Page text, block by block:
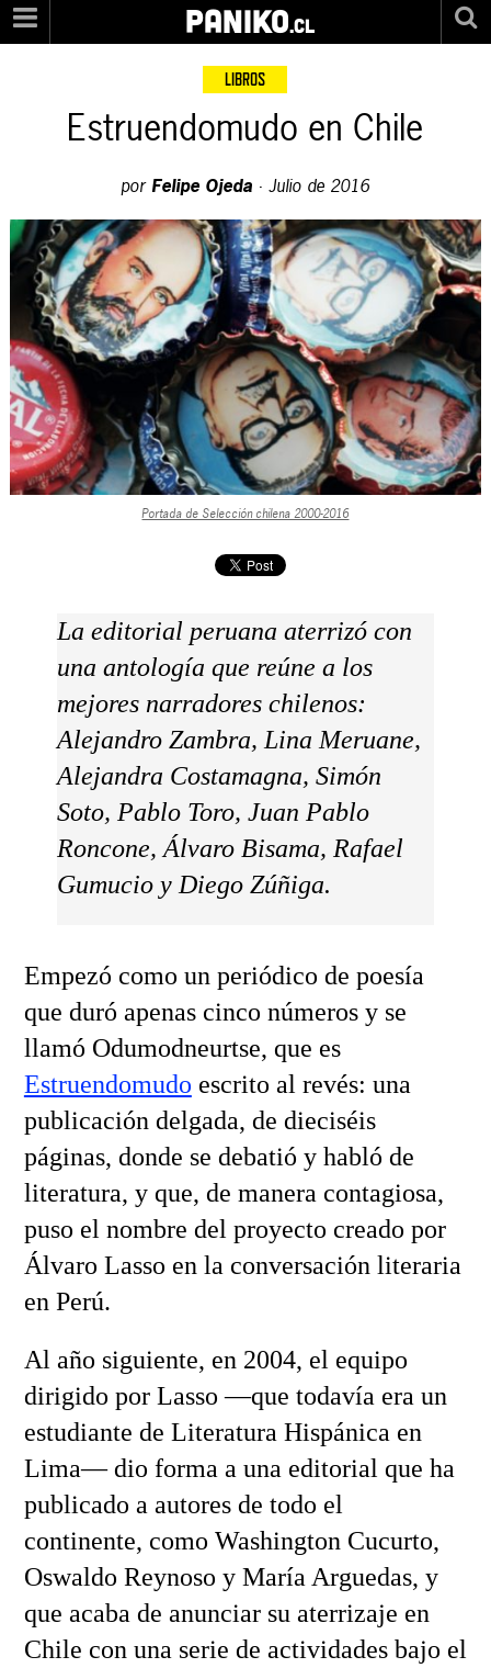
PANIKO.cl
LIBROS
Estruendomudo en Chile
por Felipe Ojeda ·Julio de 2016
Portada de Selección chilena 2000-2016
La editorial peruana aterrizó con
una antología que reúne a los
mejores narradores chilenos:
Alejandro Zambra, Lina Meruane,
Alejandra Costamagna, Simón
Soto, Pablo Toro, Juan Pablo
Roncone, Álvaro Bisama, Rafael
Gumucio y Diego Zúñiga.
Empezó como un periódico de poesía
que duró apenas cinco números y se
llamó Odumodneurtse, que es
Estruendomudo escrito al revés: una
publicación delgada, de dieciséis
páginas, donde se debatió y habló de
literatura, y que, de manera contagiosa,
puso el nombre del proyecto creado por
Álvaro Lasso en la conversación literaria
en Perú.
Al año siguiente, en 2004, el equipo
dirigido por Lasso —que todavía era un
estudiante de Literatura Hispánica en
Lima— dio forma a una editorial que ha
publicado a autores de todo el
continente, como Washington Cucurto,
Oswaldo Reynoso y María Arguedas, y
que acaba de anunciar su aterrizaje en
Chile con una serie de actividades bajo el